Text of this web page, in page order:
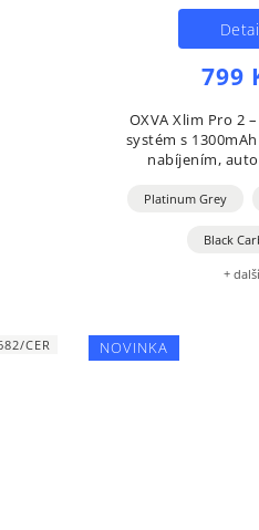
799
OXVA Xlim Pro 2
systém s
nabíjením,
podsvícením. Nabízí
Platinum Grey
Black
+ další
CER NOVINKA